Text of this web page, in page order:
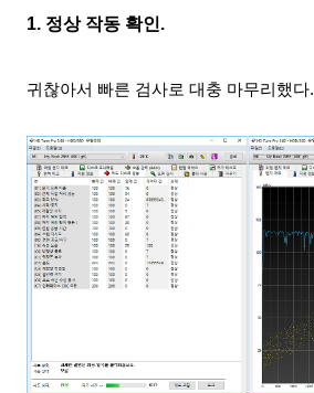
1. 정상 작동 확인.
귀찮아서 빠른 검사로 대충 마무리했다.